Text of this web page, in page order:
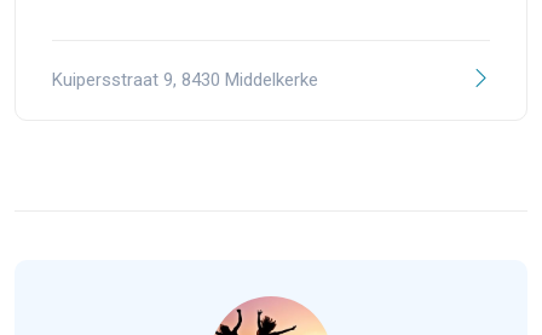
Kuipersstraat 9, 8430 Middelkerke